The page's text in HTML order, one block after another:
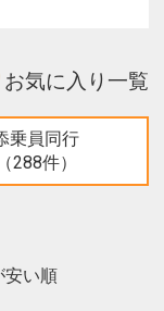
お気に入り一覧
乗員同行
（288件）
安い順